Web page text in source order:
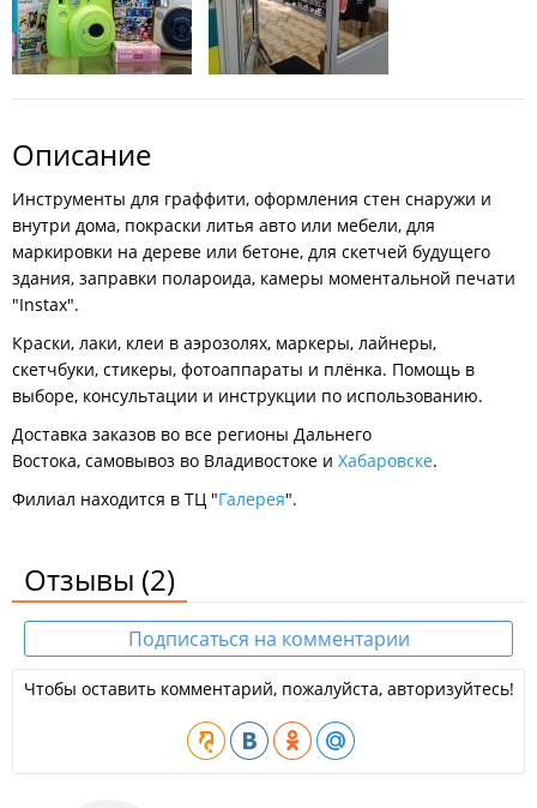
Описание
Инструменты для граффити, оформления стен снаружи и
внутри дома, покраски литья авто или мебели, для
маркировки на дереве или бетоне, для скетчей будущего
здания, заправки полароида, камеры моментальной печати
"Instax".
Краски, лаки, клеи в аэрозолях, маркеры, лайнеры,
скетчбуки, стикеры, фотоаппараты и плёнка. Помощь в
выборе, консультации и инструкции по использованию.
Доставка заказов во все регионы Дальнего
Востока, самовывоз во Владивостоке и Хабаровске.
Филиал находится в ТЦ "Галерея".
Отзывы (2)
Подписаться на комментарии
Чтобы оставить комментарий, пожалуйста, авторизуйтесь!